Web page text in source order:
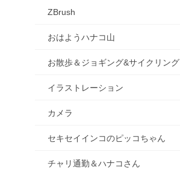
ZBrush
おはようハナコ山
お散歩＆ジョギング&サイクリング
イラストレーション
カメラ
セキセイインコのピッコちゃん
チャリ通勤＆ハナコさん